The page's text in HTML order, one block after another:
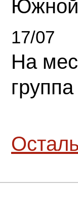
Южной
17/07
На